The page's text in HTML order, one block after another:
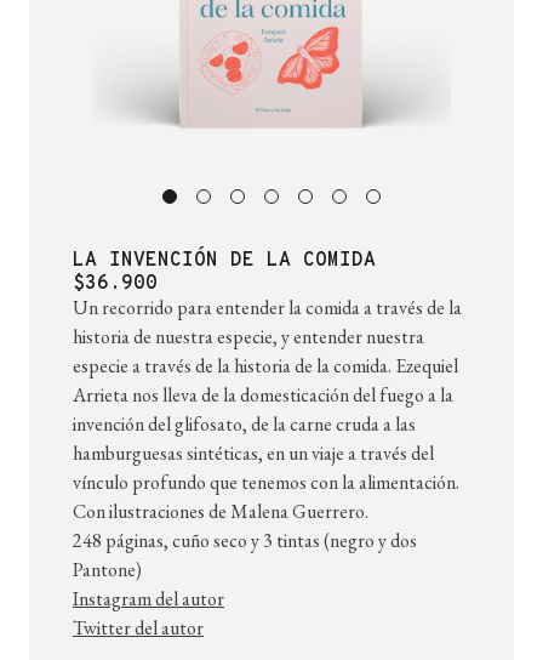
LA INVENCIÓN DE LA COMIDA
$36.900
Un recorrido para entender la comida a través de la
historia de nuestra especie, y entender nuestra
especie a través de la historia de la comida. Ezequiel
Arrieta nos lleva de la domesticación del fuego a la
invención del glifosato, de la carne cruda a las
hamburguesas sintéticas, en un viaje a través del
vínculo profundo que tenemos con la alimentación.
Con ilustraciones de Malena Guerrero.
248 páginas, cuño seco y 3 tintas (negro y dos
Pantone)
Instagram del autor
Twitter del autor